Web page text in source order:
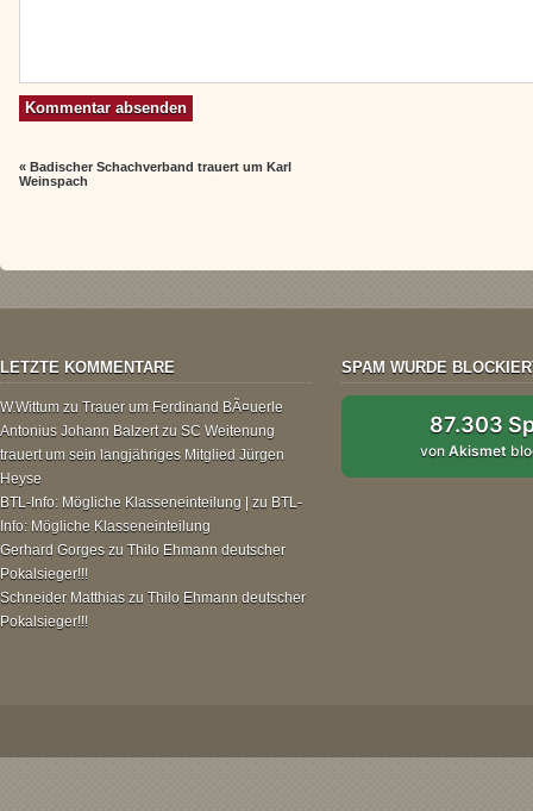
«Badischer Schachverband trauert um Karl
Weinspach
LETZTE KOMMENTARE
W.Wittum zu Trauer um Ferdinand BÃ¤uerle
Antonius Johann Balzertzu SC Weitenung
trauert um sein langjähriges Mitglied Jürgen
Heyse
BTL-Info: Mögliche Klasseneinteilung | zu BTL-
Info: Mögliche Klasseneinteilung
Gerhard Gorges zu Thilo Ehmann deutscher
Pokalsieger!!!
Schneider Matthias zu Thilo Ehmann deutscher
Pokalsieger!!!
SPAM WURDE
87.303
vonAkismet